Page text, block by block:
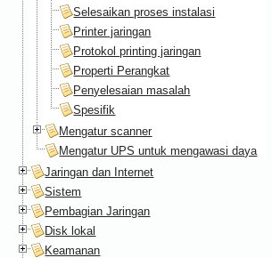
Selesaikan proses instalasi
Printer jaringan
Protokol printing jaringan
Properti Perangkat
Penyelesaian masalah
Spesifik
Mengatur scanner
Mengatur UPS untuk mengawasi daya
Jaringan dan Internet
Sistem
Pembagian Jaringan
Disk lokal
Keamanan